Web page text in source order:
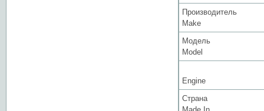
Производитель
Make
Модель
Model
Engine
Страна